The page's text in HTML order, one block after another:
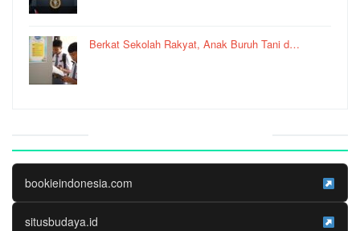
Berkat Sekolah Rakyat, Anak Buruh Tani d…
bookieindonesia.com
situsbudaya.id